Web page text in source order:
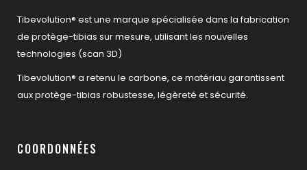
Tibevolution® est une marque spécialisée dans la fabrication
de protège-tibias sur mesure, utilisant les nouvelles
technologies (scan 3D)
Tibevolution® a retenu le carbone, ce matériau garantissent
aux protège-tibias robustesse, légèreté et sécurité.
COORDONNÉES